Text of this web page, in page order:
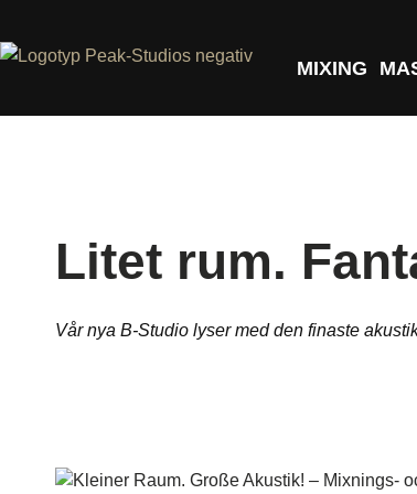
MIXING
Litet rum.
Vår nya B-Studio lyser med den finaste